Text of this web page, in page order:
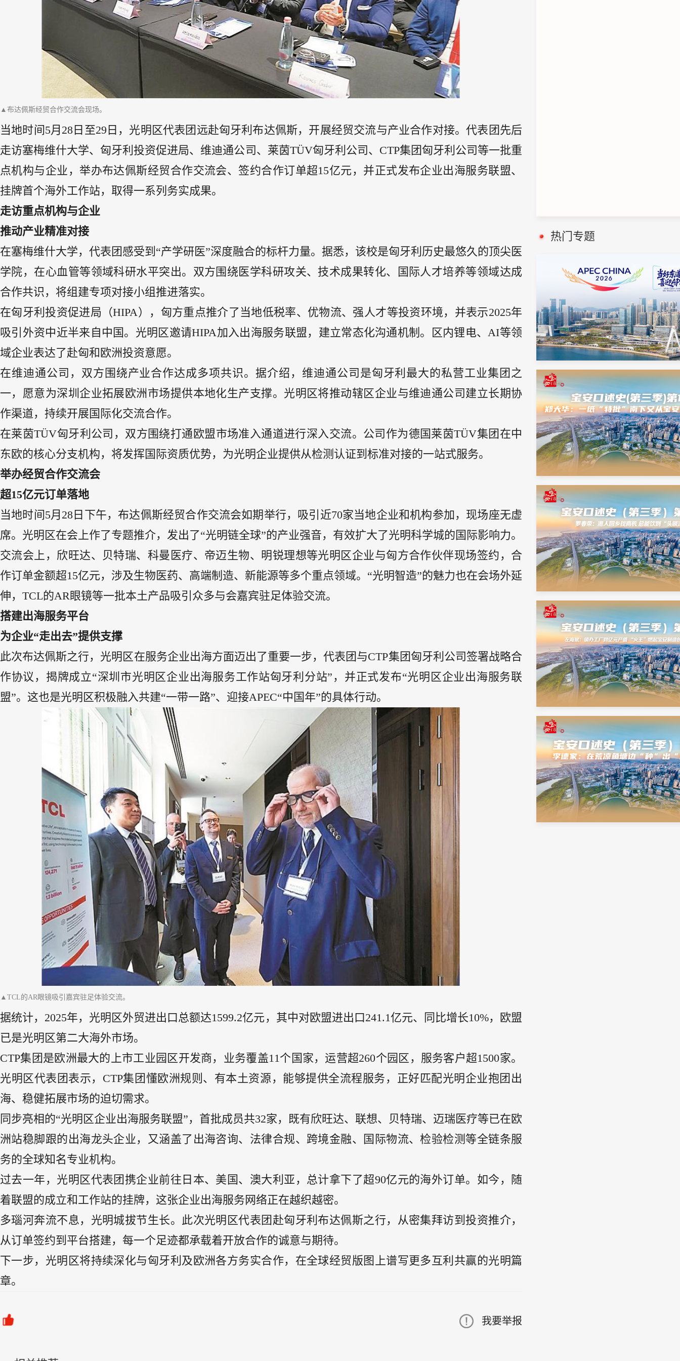
▲布达佩斯经贸合作交流会现场。
当地时间5月28日至29日，光明区代表团远赴匈牙利布达佩斯，开展经贸交流与产业合作对接。代表团先后
走访塞梅维什大学、匈牙利投资促进局、维迪通公司、莱茵TÜV匈牙利公司、CTP集团匈牙利公司等一批重
点机构与企业，举办布达佩斯经贸合作交流会、签约合作订单超15亿元，并正式发布企业出海服务联盟、
挂牌首个海外工作站，取得一系列务实成果。
走访重点机构与企业
推动产业精准对接
在塞梅维什大学，代表团感受到“产学研医”深度融合的标杆力量。据悉，该校是匈牙利历史最悠久的顶尖医
学院，在心血管等领域科研水平突出。双方围绕医学科研攻关、技术成果转化、国际人才培养等领域达成
合作共识，将组建专项对接小组推进落实。
在匈牙利投资促进局（HIPA），匈方重点推介了当地低税率、优物流、强人才等投资环境，并表示2025年
吸引外资中近半来自中国。光明区邀请HIPA加入出海服务联盟，建立常态化沟通机制。区内锂电、AI等领
域企业表达了赴匈和欧洲投资意愿。
在维迪通公司，双方围绕产业合作达成多项共识。据介绍，维迪通公司是匈牙利最大的私营工业集团之
一，愿意为深圳企业拓展欧洲市场提供本地化生产支撑。光明区将推动辖区企业与维迪通公司建立长期协
作渠道，持续开展国际化交流合作。
在莱茵TÜV匈牙利公司，双方围绕打通欧盟市场准入通道进行深入交流。公司作为德国莱茵TÜV集团在中
东欧的核心分支机构，将发挥国际资质优势，为光明企业提供从检测认证到标准对接的一站式服务。
举办经贸合作交流会
超15亿元订单落地
当地时间5月28日下午，布达佩斯经贸合作交流会如期举行，吸引近70家当地企业和机构参加，现场座无虚
席。光明区在会上作了专题推介，发出了“光明链全球”的产业强音，有效扩大了光明科学城的国际影响力。
交流会上，欣旺达、贝特瑞、科曼医疗、帝迈生物、明锐理想等光明区企业与匈方合作伙伴现场签约，合
作订单金额超15亿元，涉及生物医药、高端制造、新能源等多个重点领域。“光明智造”的魅力也在会场外延
伸，TCL的AR眼镜等一批本土产品吸引众多与会嘉宾驻足体验交流。
搭建出海服务平台
为企业“走出去”提供支撑
此次布达佩斯之行，光明区在服务企业出海方面迈出了重要一步，代表团与CTP集团匈牙利公司签署战略合
作协议，揭牌成立“深圳市光明区企业出海服务工作站匈牙利分站”，并正式发布“光明区企业出海服务联
盟”。这也是光明区积极融入共建“一带一路”、迎接APEC“中国年”的具体行动。
▲TCL的AR眼镜吸引嘉宾驻足体验交流。
据统计，2025年，光明区外贸进出口总额达1599.2亿元，其中对欧盟进出口241.1亿元、同比增长10%，欧盟
已是光明区第二大海外市场。
CTP集团是欧洲最大的上市工业园区开发商，业务覆盖11个国家，运营超260个园区，服务客户超1500家。
光明区代表团表示，CTP集团懂欧洲规则、有本土资源，能够提供全流程服务，正好匹配光明企业抱团出
海、稳健拓展市场的迫切需求。
同步亮相的“光明区企业出海服务联盟”，首批成员共32家，既有欣旺达、联想、贝特瑞、迈瑞医疗等已在欧
洲站稳脚跟的出海龙头企业，又涵盖了出海咨询、法律合规、跨境金融、国际物流、检验检测等全链条服
务的全球知名专业机构。
过去一年，光明区代表团携企业前往日本、美国、澳大利亚，总计拿下了超90亿元的海外订单。如今，随
着联盟的成立和工作站的挂牌，这张企业出海服务网络正在越织越密。
多瑙河奔流不息，光明城拔节生长。此次光明区代表团赴匈牙利布达佩斯之行，从密集拜访到投资推介，
从订单签约到平台搭建，每一个足迹都承载着开放合作的诚意与期待。
下一步，光明区将持续深化与匈牙利及欧洲各方务实合作，在全球经贸版图上谱写更多互利共赢的光明篇
章。
我要举报
热门专题